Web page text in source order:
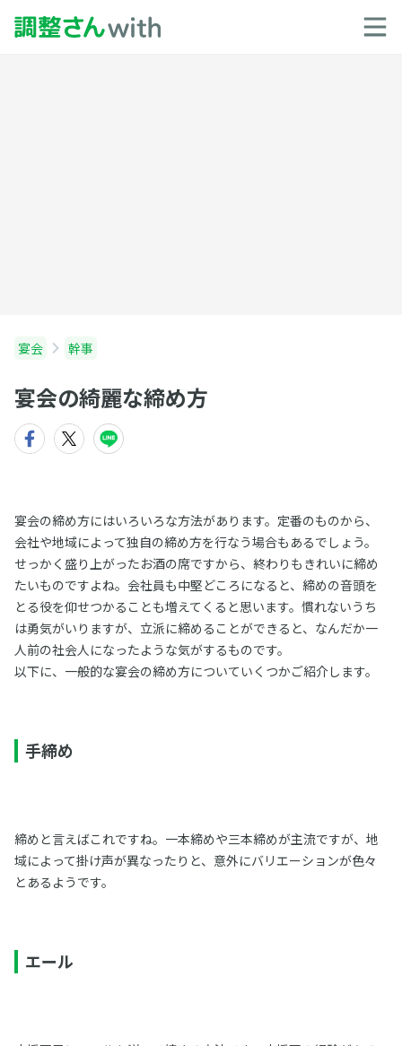
宴会 幹事
宴会の綺麗な締め方
宴会の締め方にはいろいろな方法があります。定番のものから、
会社や地域によって独自の締め方を行なう場合もあるでしょう。
せっかく盛り上がったお酒の席ですから、終わりもきれいに締め
たいものですよね。会社員も中堅どころになると、締めの音頭を
とる役を仰せつかることも増えてくると思います。慣れないうち
は勇気がいりますが、立派に締めることができると、なんだか一
人前の社会人になったような気がするものです。
以下に、一般的な宴会の締め方についていくつかご紹介します。
手締め
締めと言えばこれですね。一本締めや三本締めが主流ですが、地
域によって掛け声が異なったりと、意外にバリエーションが色々
とあるようです。
エール